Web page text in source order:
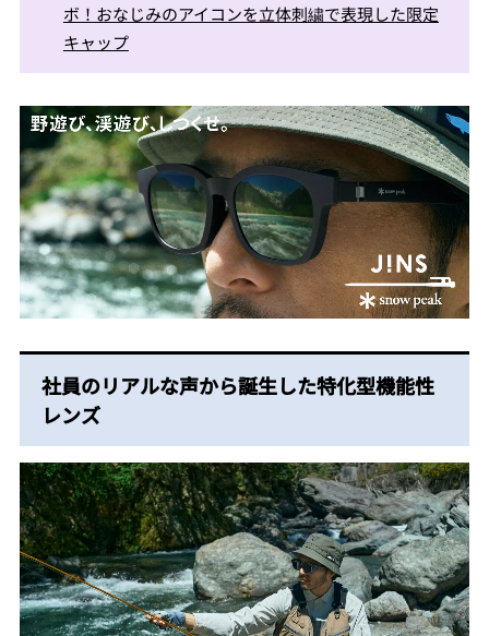
ボ！おなじみのアイコンを立体刺繍で表現した限定
キャップ
社員のリアルな声から誕⽣した特化型機能性
レンズ